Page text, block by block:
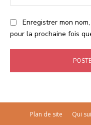
Enregistrer mon
pour la prochaine fois
Plan de site Qui